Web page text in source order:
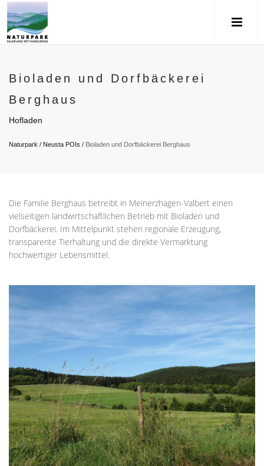
Bioladen und Dorfbäckerei
Berghaus
Hofladen
Naturpark / Neusta POIs / Bioladen und Dorfbäckerei Berghaus
Die Familie Berghaus betreibt in Meinerzhagen-Valbert einen
vielseitigen landwirtschaftlichen Betrieb mit Bioladen und
Dorfbäckerei. Im Mittelpunkt stehen regionale Erzeugung,
transparente Tierhaltung und die direkte Vermarktung
hochwertiger Lebensmittel.